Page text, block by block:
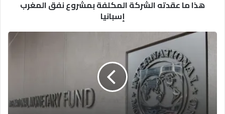
هذا ما عقدته الشركة المكلفة بمشروع نفق المغرب
إسبانيا
لدعم
تفاصيل